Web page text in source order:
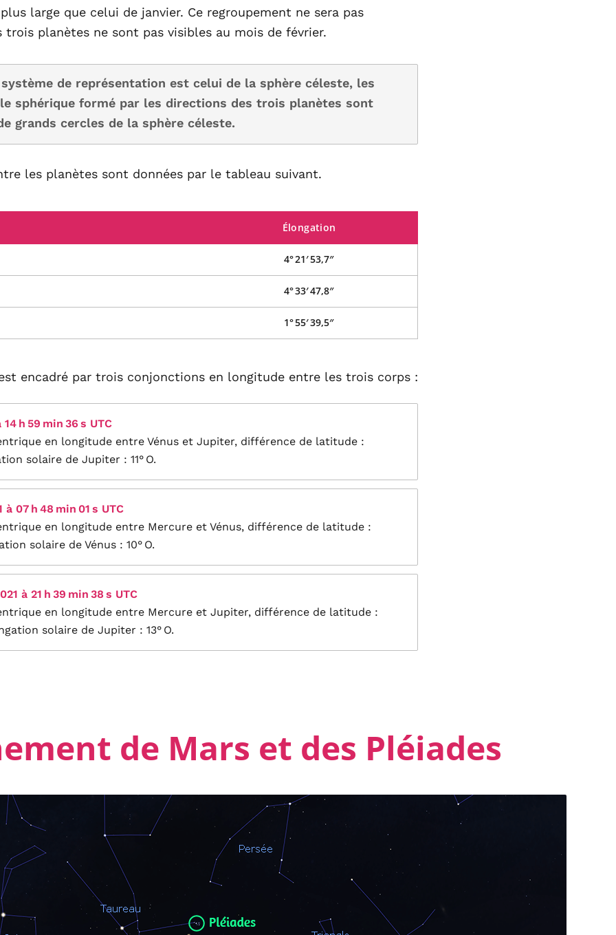
large que celui de janvier. Ce regroupement ne sera pas
trois planètes ne sont pas visibles au mois de février.
de représentation est celui de la sphère céleste, les
sphérique formé par les directions des trois planètes sont
grands cercles de la sphère céleste.
les planètes sont données par le tableau suivant.
Élongation
4° 21′ 53,7″
4° 33′ 47,8″
1° 55′ 39,5″
encadré par trois conjonctions en longitude entre les trois corps :
h 59 min 36 s UTC
en longitude entre Vénus et Jupiter, différence de latitude :
solaire de Jupiter : 11° O.
07 h 48 min 01 s UTC
en longitude entre Mercure et Vénus, différence de latitude :
solaire de Vénus : 10° O.
à 21 h 39 min 38 s UTC
en longitude entre Mercure et Jupiter, différence de latitude :
solaire de Jupiter : 13° O.
de Mars et des Pléiades